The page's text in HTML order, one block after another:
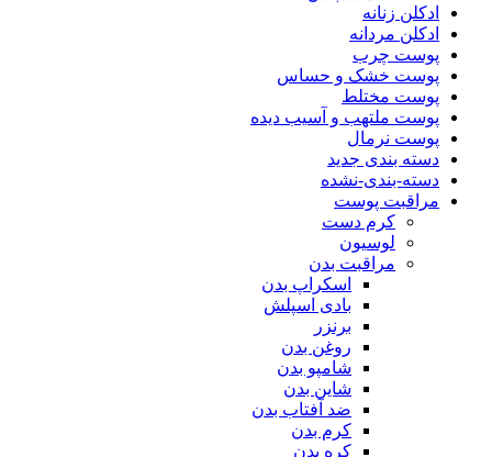
ادکلن زنانه
ادکلن مردانه
پوست چرب
پوست خشک و حساس
پوست مختلط
پوست ملتهب و آسیب دیده
پوست نرمال
دسته بندی جدید
دسته-بندی-نشده
مراقبت پوست
کرم دست
لوسیون
مراقبت بدن
اسکراپ بدن
بادی اسپلش
برنزر
روغن بدن
شامپو بدن
شاین بدن
ضد آفتاب بدن
کرم بدن
کره بدن